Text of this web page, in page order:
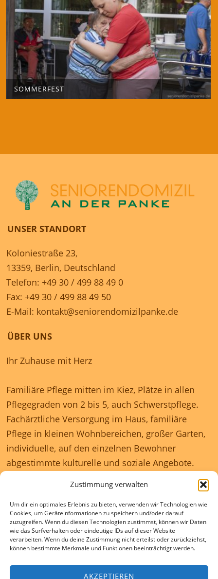
Zustimmung verwalten
Um dir ein optimales Erlebnis zu bieten, verwenden wir Technologien wie
Cookies, um Geräteinformationen zu speichern und/oder darauf
zuzugreifen. Wenn du diesen Technologien zustimmst, können wir Daten
wie das Surfverhalten oder eindeutige IDs auf dieser Website
verarbeiten. Wenn du deine Zustimmung nicht erteilst oder zurückziehst,
können bestimmte Merkmale und Funktionen beeinträchtigt werden.
AKZEPTIEREN
SOMMERFEST
UNSER STANDORT
Koloniestraße 23,
13359, Berlin, Deutschland
Telefon: +49 30 / 499 88 49 0
Fax: +49 30 / 499 88 49 50
E-Mail: kontakt@seniorendomizilpanke.de
ÜBER UNS
Ihr Zuhause mit Herz
Familiäre Pflege mitten im Kiez, Plätze in allen
Pflegegraden von 2 bis 5, auch Schwerstpflege.
Fachärztliche Versorgung im Haus, familiäre
Pflege in kleinen Wohnbereichen, großer Garten,
individuelle, auf den einzelnen Bewohner
abgestimmte kulturelle und soziale Angebote.
Unser Haus ist rollstuhlgerecht und wir
gewährleisten eine 24 Stunden rundum
Betreuung.
Kontakte und Beratung individuell und kostenlos.